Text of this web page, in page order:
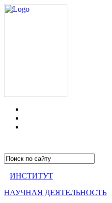
ИНСТИТУТ
НАУЧНАЯ ДЕЯТЕЛЬНОСТЬ